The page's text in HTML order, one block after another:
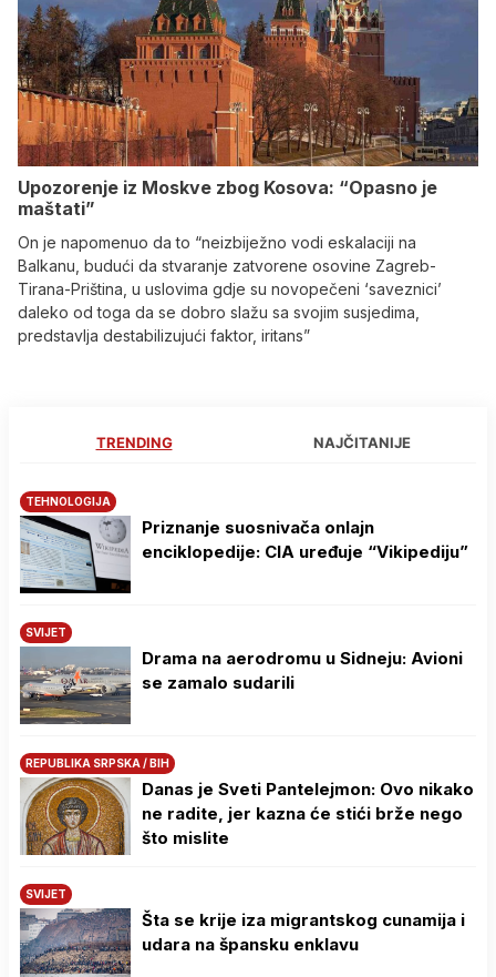
Upozorenje iz Moskve zbog Kosova: “Opasno je
maštati”
On je napomenuo da to “neizbiježno vodi eskalaciji na
Balkanu, budući da stvaranje zatvorene osovine Zagreb-
Tirana-Priština, u uslovima gdje su novopečeni ‘saveznici’
daleko od toga da se dobro slažu sa svojim susjedima,
predstavlja destabilizujući faktor, iritans”
TRENDING NAJČITANIJE
TEHNOLOGIJA
Priznanje suosnivača onlajn
enciklopedije: CIA uređuje “Vikipediju”
SVIJET
Drama na aerodromu u Sidneju: Avioni
se zamalo sudarili
REPUBLIKA SRPSKA / BIH
Danas je Sveti Pantelejmon: Ovo nikako
ne radite, jer kazna će stići brže nego
što mislite
SVIJET
Šta se krije iza migrantskog cunamija i
udara na špansku enklavu